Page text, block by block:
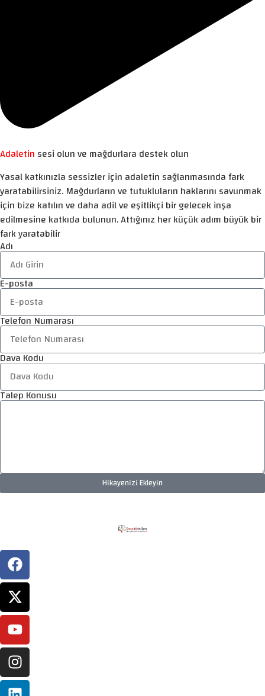
Adaletin sesi olun ve mağdurlara destek olun
Yasal katkınızla sessizler için adaletin sağlanmasında fark
yaratabilirsiniz. Mağdurların ve tutukluların haklarını savunmak
için bize katılın ve daha adil ve eşitlikçi bir gelecek inşa
edilmesine katkıda bulunun. Attığınız her küçük adım büyük bir
fark yaratabilir
Adı
E-posta
Telefon Numarası
Dava Kodu
Talep Konusu
Hikayenizi Ekleyin